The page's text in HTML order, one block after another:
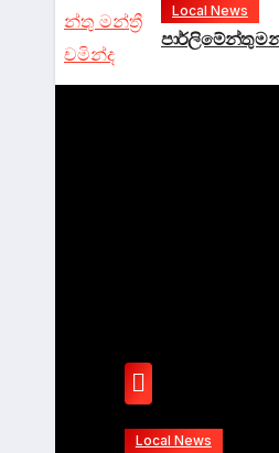
Local News
පාර්ලිමේන්තු
Local News